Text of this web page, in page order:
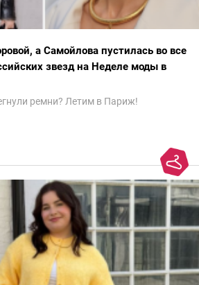
а Самойлова пустилась во все
звезд на Неделе моды в
ремни? Летим в Париж!